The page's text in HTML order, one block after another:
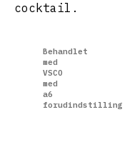
cocktail.
Behandlet
med
VSCO
med
a6
forudindstilling